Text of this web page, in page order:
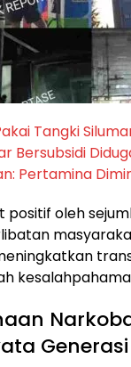
Tangki
Bersubsidi
Pertamina
positif oleh